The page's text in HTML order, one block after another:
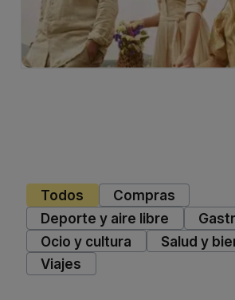
Todos
Compras
Deporte y aire libre
Ocio y cultura
Salud y
Viajes